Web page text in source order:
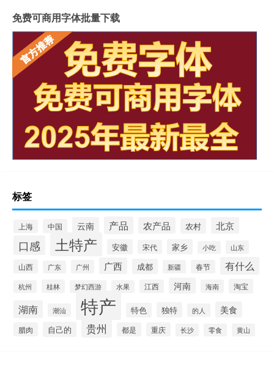
免费可商用字体批量下载
标签
上海 中国 云南 产品 农产品 农村 北京
口感 土特产 安徽 宋代 家乡 小吃 山东
山西 广东 广州 广西 成都 新疆 春节 有什么
杭州 桂林 梦幻西游 水果 江西 河南 海南 淘宝
湖南 潮汕 特产 特色 独特 的人 美食
腊肉 自己的 贵州 都是 重庆 长沙 零食 黄山